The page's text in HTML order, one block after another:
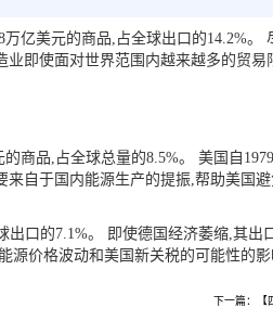
美元的商品,占全球出口的14.2%。
即使面对世界范围内越来越多的贸易
品,占全球总量的8.5%。 美国自
自于国内能源生产的提振,帮助美国
的7.1%。 即使德国经济萎缩,其出
价格波动和美国新关税的可能性的
下一篇：【